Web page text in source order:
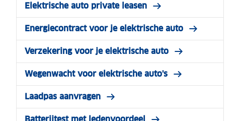
Elektrische auto private leasen
Energiecontract voor je elektrische auto
Verzekering voor je elektrische auto
Wegenwacht voor elektrische auto's
Laadpas aanvragen